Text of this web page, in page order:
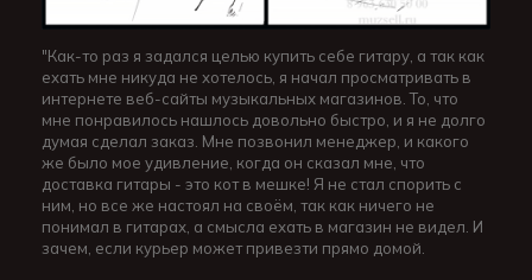
"Как-то раз я задался целью купить себе гитару, а так как
ехать мне никуда не хотелось, я начал просматривать в
интернете веб-сайты музыкальных магазинов. То, что
мне понравилось нашлось довольно быстро, и я не долго
думая сделал заказ. Мне позвонил менеджер, и какого
же было мое удивление, когда он сказал мне, что
доставка гитары - это кот в мешке! Я не стал спорить с
ним, но все же настоял на своём, так как ничего не
понимал в гитарах, а смысла ехать в магазин не видел. И
зачем, если курьер может привезти прямо домой.